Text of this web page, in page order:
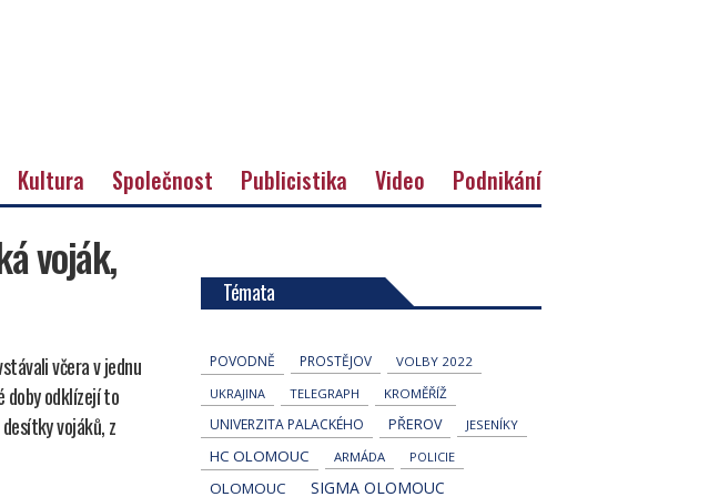
Kultura Společnost Publicistika Video Podnikání
voják,
včera v jednu
doby odklízejí to
vojáků, z
Témata
POVODNĚ PROSTĚJOV
VOLBY 2022
UKRAJINA
TELEGRAPH KROMĚŘÍŽ
UNIVERZITA PALACKÉHO PŘEROV JESENÍKY
HC OLOMOUC ARMÁDA POLICIE
OLOMOUC SIGMA OLOMOUC